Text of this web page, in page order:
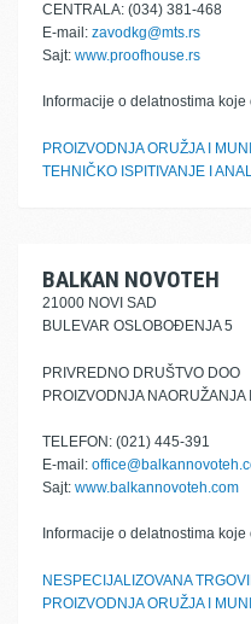
CENTRALA: (034) 381-468
E-mail: zavodkg@mts.rs
Sajt: www.proofhouse.rs
Informacije o delatnostima
PROIZVODNJA ORUŽJA I
TEHNIČKO ISPITIVANJE I
BALKAN NOVOTEH
21000 NOVI SAD
BULEVAR OSLOBOĐENJA 5
PRIVREDNO DRUŠTVO DOO
PROIZVODNJA
TELEFON: (021) 445-391
E-mail:
Sajt: www.balkannovoteh.com
Informacije o delatnostima
NESPECIJALIZOVANA
PROIZVODNJA ORUŽJA I